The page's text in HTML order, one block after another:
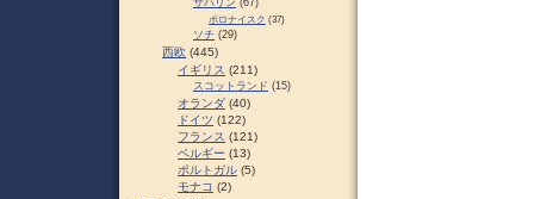
ポロナイスク (37)
ソチ (29)
西欧 (445)
イギリス (211)
スコットランド (15)
オランダ (40)
ドイツ (122)
フランス (121)
ベルギー (13)
ポルトガル (5)
モナコ (2)